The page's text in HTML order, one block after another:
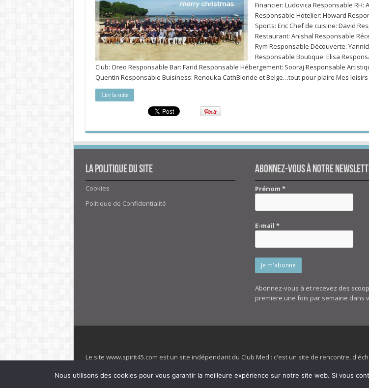
Financier: Ludovica Responsable RH:
Responsable Hotelier: Howard
Sports: Eric Chef de cuisine: David
Restaurant: Anishal Responsable
Rym Responsable Découverte:
Responsable Boutique: Elisa
Club: Oreo Responsable Bar: Farid Responsable Hébergement: Sooraj Responsable
Quentin Responsable Buisiness: Renouka CathBlonde et Belge…tout pour plaire Mes
Lire la suite
La politique du site
Cookies
Politique de Confidentialité
Abonnez-vous à notre
Prénom*
E-mail*
Abonnez-vous à et recevez des
premiere une fois par semaine dans
Le site www.spirit45.com est un site indépendant du Club Med : c'est un site de rencontre,
villages. Club Med est une marque déposée. Spirit 45 et son forum ne sont pas liés au
Nous utilisons des cookies pour vous garantir la meilleure expérience sur notre site web. Si vous